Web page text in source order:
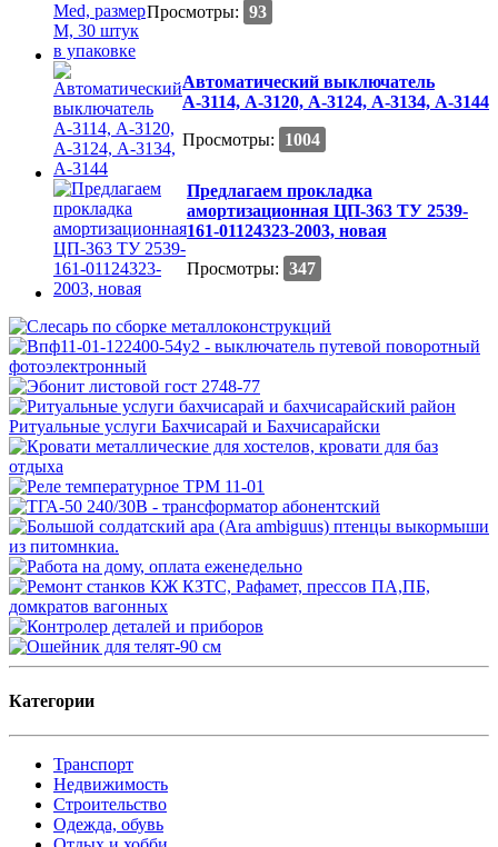
Просмотры: 93
Автоматический выключатель
А-3114, А-3120, А-3124, А-3134, А-3144
Просмотры:
1004
Предлагаем прокладка
амортизационная ЦП-363 ТУ 2539-
161-01124323-2003, новая
Просмотры: 347
Категории
Транспорт
Недвижимость
Строительство
Одежда, обувь